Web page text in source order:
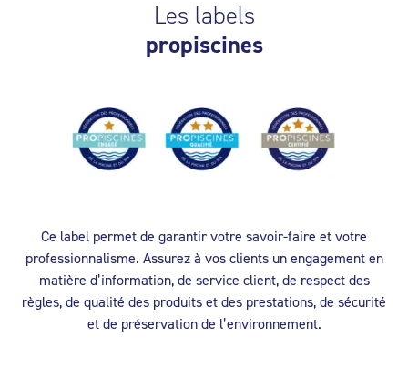
Les labels
propiscines
Ce label permet de garantir votre savoir-faire et votre
professionnalisme. Assurez à vos clients un engagement en
matière d’information, de service client, de respect des
règles, de qualité des produits et des prestations, de sécurité
et de préservation de l’environnement.